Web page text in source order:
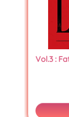
Vol.3 :